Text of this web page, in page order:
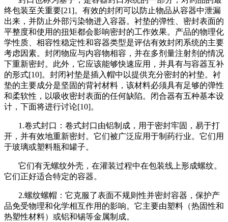
终包装至关重要[21]。有效的封闭可以防止物品从容器中泄漏
出来，并防止外部污染物进入容器。衬垫的弹性、密封表面的
平整度和使用的扭矩都会影响密封的工作效果。产品的物理化
学性质、相容性稳定性和容器类型是评估有效封闭系统的主要
考虑因素。封闭物应与内容物相容，并在多剂量注射剂的情况
下重新密封。此外，它应该能够快速应用，并具有与容器互补
的形式[10]。封闭衬垫是插入帽中以提供充分密封的衬垫。衬
垫的主要成分是坚固的背衬材料，该材料必须具有足够的弹性
和柔软性，以吸收密封表面的任何缺陷。闭合器有五种基本设
计，下面将进行讨论[10]。
1.卷式封口：卷式封口由铝制成，用于密封牢固，易于打
开，并有效地重新密封。它们被广泛应用于制药行业。它们用
于玻璃或塑料瓶和罐子。
它们有无螺纹外壳，在灌装过程中在包装线上形成螺纹。
它们正好适合特定的容器。
2.螺纹螺帽：它克服了表面不规则性并密封容器，保护产
品免受物理和化学相互作用的影响。它主要由塑料（热固性和
热塑性材料）或铝和锡等金属制成。